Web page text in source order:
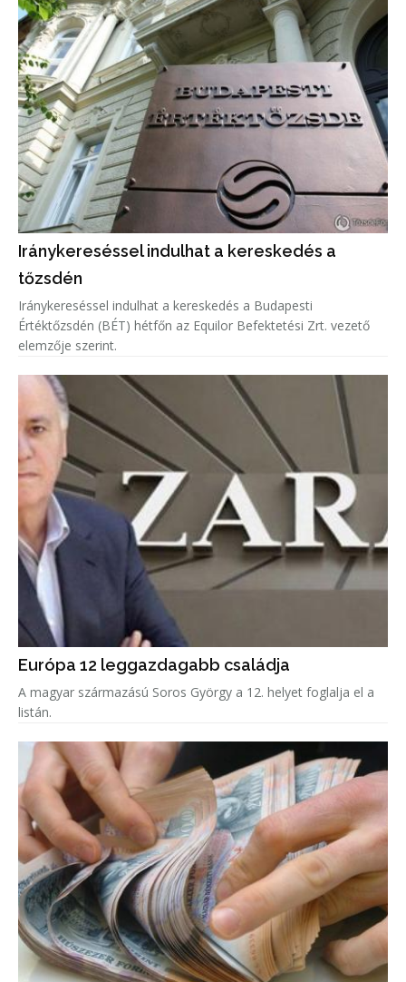
Iránykereséssel indulhat a kereskedés a
tőzsdén
Iránykereséssel indulhat a kereskedés a Budapesti
Értéktőzsdén (BÉT) hétfőn az Equilor Befektetési Zrt. vezető
elemzője szerint.
Európa 12 leggazdagabb családja
A magyar származású Soros György a 12. helyet foglalja el a
listán.